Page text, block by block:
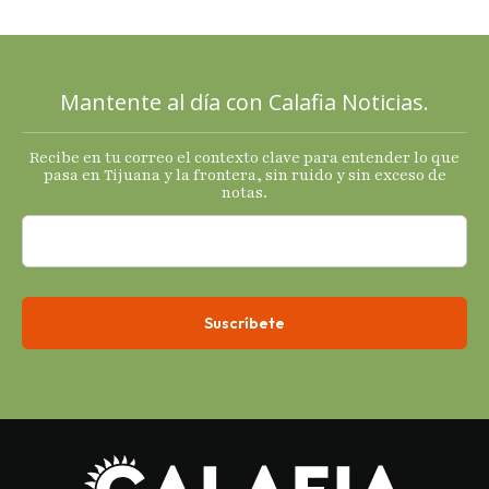
termómetro
s
económicos.
Mantente al día con Calafia Noticias.
Recibe en tu correo el contexto clave para entender lo que
pasa en Tijuana y la frontera, sin ruido y sin exceso de
notas.